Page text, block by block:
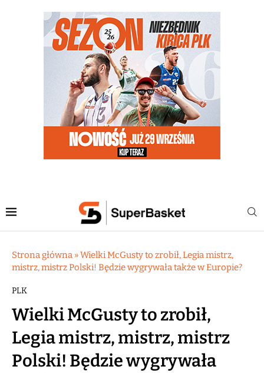
Strona główna »Wielki McGusty to zrobił, Legia mistrz,
mistrz, mistrz Polski! Będzie wygrywała także w Europie?
PLK
Wielki McGusty to zrobił,
Legia mistrz, mistrz, mistrz
Polski! Będzie wygrywała